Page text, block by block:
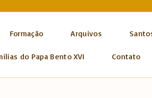
Formação Arquivos
do Papa Bento XVI Contato